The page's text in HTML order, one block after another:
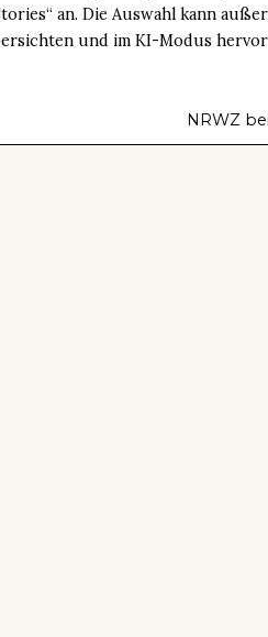
an. Die Auswahl kann
und im KI-Modus
NRWZ